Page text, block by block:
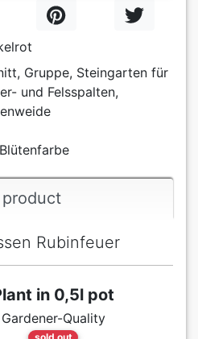
Gruppe, Steingarten für
und Felsspalten,
product
Rubinfeuer
in 0,5l pot
Gardener-Quality